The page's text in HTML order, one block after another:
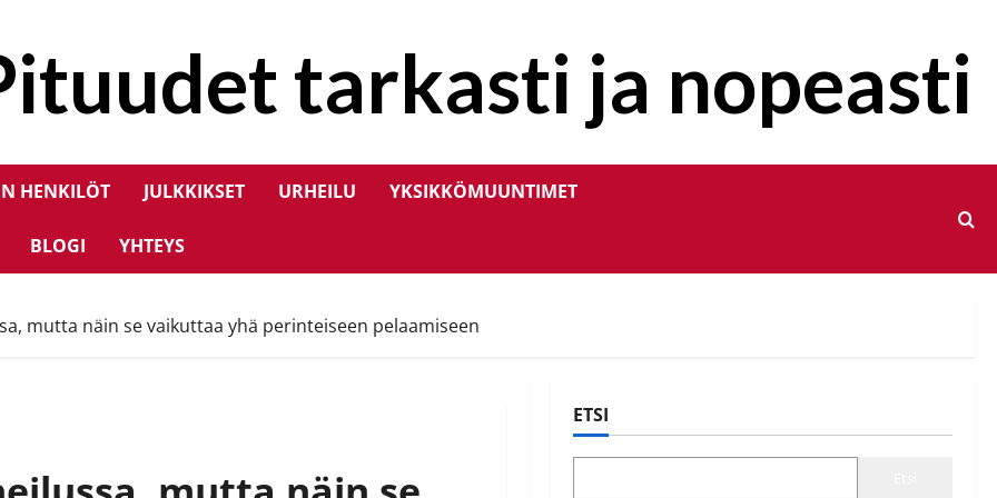
tarkasti ja nopeasti
HENKILÖT JULKKIKSET URHEILU YKSIKKÖMUUNTIMET
BLOGI YHTEYS
mutta näin se vaikuttaa yhä perinteiseen pelaamiseen
ETSI